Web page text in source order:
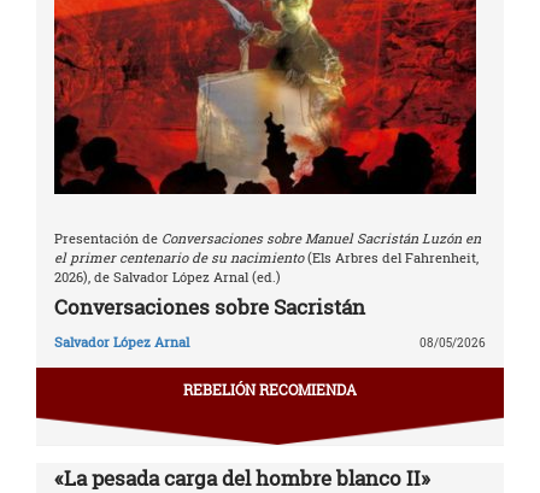
Presentación de Conversaciones sobre Manuel Sacristán Luzón en
el primer centenario de su nacimiento(Els Arbres del Fahrenheit,
2026), de Salvador López Arnal (ed.)
Conversaciones sobre Sacristán
Salvador López Arnal 08/05/2026
REBELIÓN RECOMIENDA
«La pesada carga del hombre blanco II»